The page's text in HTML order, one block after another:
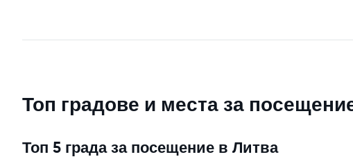
Топ градове и места за
Топ 5 града за посещение в Литва